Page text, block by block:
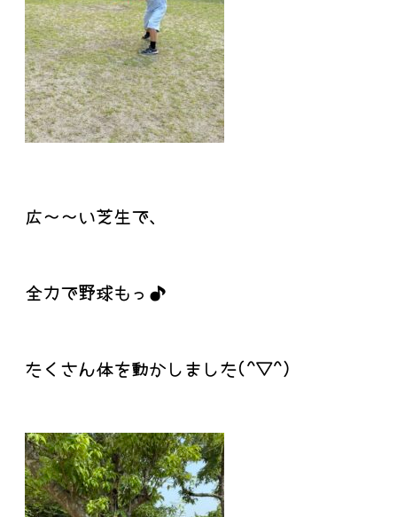
広～～い芝生で、
全力で野球もっ♪
たくさん体を動かしました(^▽^)